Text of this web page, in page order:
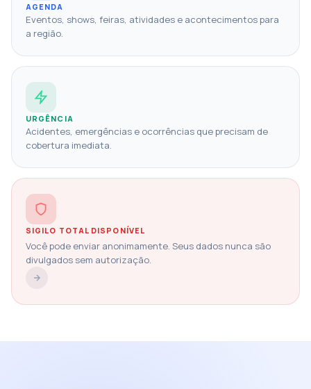
AGENDA
Eventos, shows, feiras, atividades e acontecimentos para
a região.
URGÊNCIA
Acidentes, emergências e ocorrências que precisam de
cobertura imediata.
SIGILO TOTAL DISPONÍVEL
Você pode enviar anonimamente. Seus dados nunca são
divulgados sem autorização.